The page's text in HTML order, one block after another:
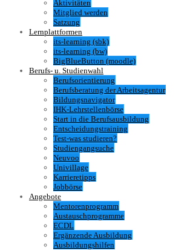
Aktivitäten
Mitglied werden
Satzung
Lernplattformen
its-learning (sbk)
its-learning (bw)
BigBlueButton (moodle)
Berufs- u. Studienwahl
Berufsorientierung
Berufsberatung der Arbeitsagentur
Bildungsnavigator
IHK-Lehrstellenbörse
Start in die Berufsausbildung
Entscheidungstraining
Test-was studieren?
Studiengangsuche
Neuvoo
Univillage
Karrieretipps
Jobbörse
Angebote
Mentorenprogramm
Austauschprogramme
ECDL
Ergänzende Ausbildung
Ausbildungshilfen